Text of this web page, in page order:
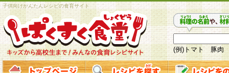
子供向けかんたんレシピの食育サイト
(例)トマト 豚肉